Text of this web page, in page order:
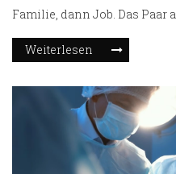
Familie, dann Job. Das Paar
Projekten und trennt privat
Ansprechen von Konflikten
Weiterlesen